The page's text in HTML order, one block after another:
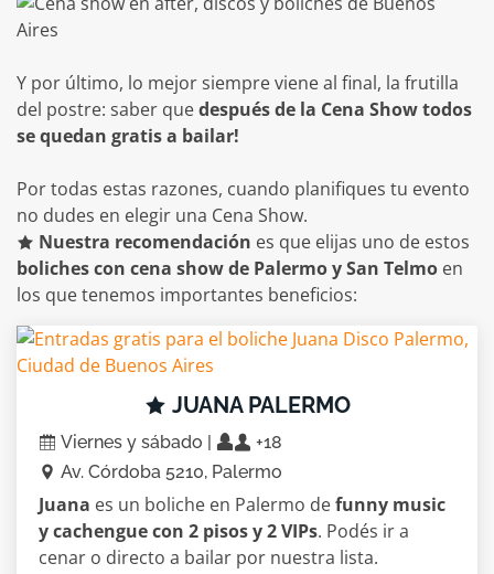
Y por último, lo mejor siempre viene al final, la frutilla
del postre: saber quedespués de la Cena Show todos
se quedan gratis a bailar!
Por todas estas razones, cuando planifiques tu evento
no dudes en elegir una Cena Show.
Nuestra recomendación es que elijas uno de estos
boliches con cena show de Palermo y San Telmo en
los que tenemos importantes beneficios:
JUANA PALERMO
Viernes y sábado |
+18
Av. Córdoba 5210, Palermo
Juana es un boliche en Palermo defunny music
y cachengue con 2 pisos y 2 VIPs. Podés ir a
cenar o directo a bailar por nuestra lista.